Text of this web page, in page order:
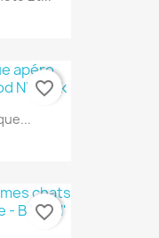
favorite_border
favorite_border